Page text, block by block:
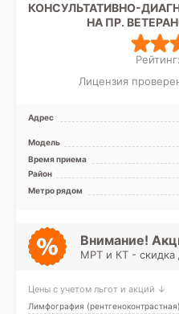
КОНСУЛЬТАТИВНО-
НА ПР.
Лицензия
Адрес
Модель
Время приема
Район
Метро рядом
Внимание!
МРТ и КТ - скидка
Цены с учетом льгот и акций ↓
Лимфография (рентгеноконтрастная)